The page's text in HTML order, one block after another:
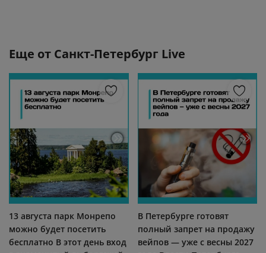
Еще от Санкт-Петербург Live
13 августа парк Монрепо
можно будет посетить
бесплатно В этот день вход
В Петербурге готовят
полный запрет на продажу
вейпов — уже с весны 2027